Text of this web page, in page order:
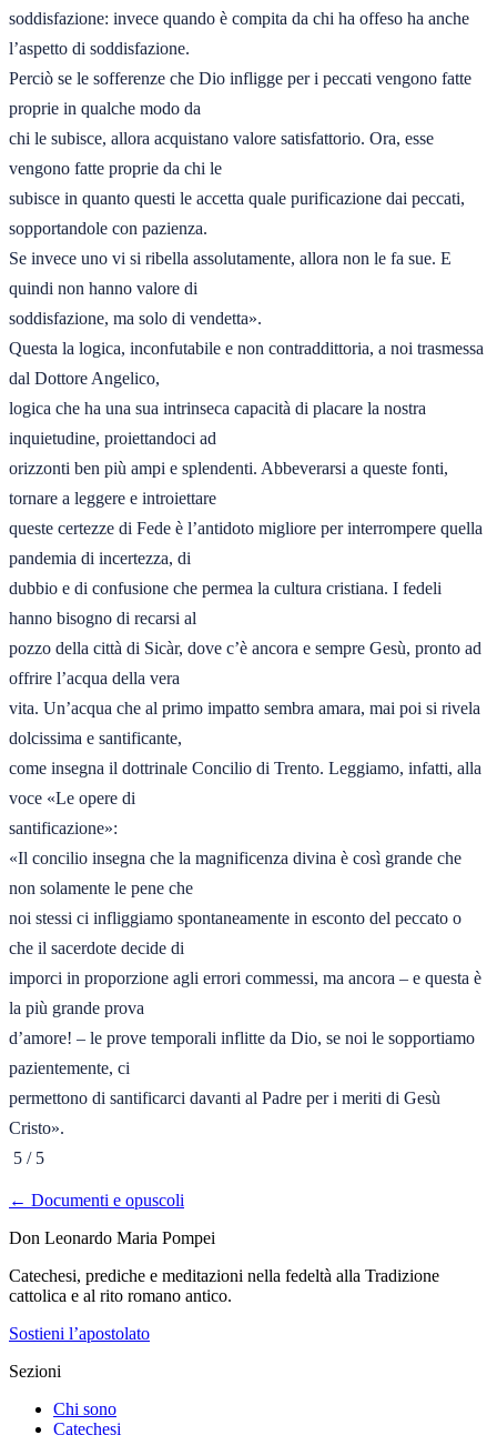
soddisfazione: invece quando è compita da chi ha offeso ha anche
l’aspetto di soddisfazione.
Perciò se le sofferenze che Dio infligge per i peccati vengono fatte
proprie in qualche modo da
chi le subisce, allora acquistano valore satisfattorio. Ora, esse
vengono fatte proprie da chi le
subisce in quanto questi le accetta quale purificazione dai peccati,
sopportandole con pazienza.
Se invece uno vi si ribella assolutamente, allora non le fa sue. E
quindi non hanno valore di
soddisfazione, ma solo di vendetta».
Questa la logica, inconfutabile e non contraddittoria, a noi trasmessa
dal Dottore Angelico,
logica che ha una sua intrinseca capacità di placare la nostra
inquietudine, proiettandoci ad
orizzonti ben più ampi e splendenti. Abbeverarsi a queste fonti,
tornare a leggere e introiettare
queste certezze di Fede è l’antidoto migliore per interrompere quella
pandemia di incertezza, di
dubbio e di confusione che permea la cultura cristiana. I fedeli
hanno bisogno di recarsi al
pozzo della città di Sicàr, dove c’è ancora e sempre Gesù, pronto ad
offrire l’acqua della vera
vita. Un’acqua che al primo impatto sembra amara, mai poi si rivela
dolcissima e santificante,
come insegna il dottrinale Concilio di Trento. Leggiamo, infatti, alla
voce «Le opere di
santificazione»:
«Il concilio insegna che la magnificenza divina è così grande che
non solamente le pene che
noi stessi ci infliggiamo spontaneamente in esconto del peccato o
che il sacerdote decide di
imporci in proporzione agli errori commessi, ma ancora – e questa è
la più grande prova
d’amore! – le prove temporali inflitte da Dio, se noi le sopportiamo
pazientemente, ci
permettono di santificarci davanti al Padre per i meriti di Gesù
Cristo».
5 / 5
← Documenti e opuscoli
Don Leonardo Maria Pompei
Catechesi, prediche e meditazioni nella fedeltà alla Tradizione
cattolica e al rito romano antico.
Sostieni l’apostolato
Sezioni
Chi sono
Catechesi